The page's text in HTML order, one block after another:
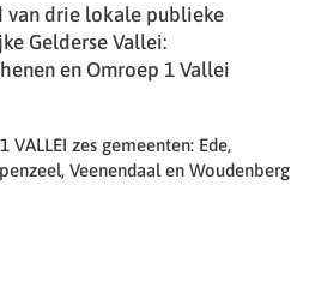
van drie lokale publieke
Gelderse Vallei:
en Omroep 1 Vallei
zes gemeenten: Ede,
Veenendaal en Woudenberg